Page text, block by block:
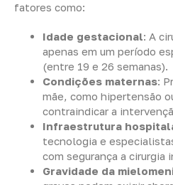
fatores como:
Idade gestacional: A
apenas em um período
(entre 19 e 26 semanas).
Condições maternas:
mãe, como hipertensão
contraindicar a
Infraestrutura
tecnologia e
com segurança a cirurgia
Gravidade da